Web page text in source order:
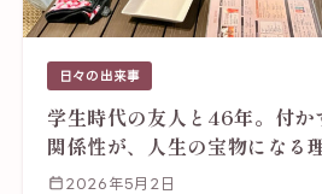
日々の出来事
学生時代の友人と46年。付か
関係性が、人生の宝物になる
2026年5月2日